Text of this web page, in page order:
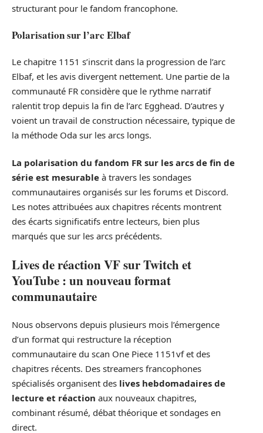
structurant pour le fandom francophone.
Polarisation sur l’arc Elbaf
Le chapitre 1151 s’inscrit dans la progression de l’arc
Elbaf, et les avis divergent nettement. Une partie de la
communauté FR considère que le rythme narratif
ralentit trop depuis la fin de l’arc Egghead. D’autres y
voient un travail de construction nécessaire, typique de
la méthode Oda sur les arcs longs.
La polarisation du fandom FR sur les arcs de fin de
série est mesurable à travers les sondages
communautaires organisés sur les forums et Discord.
Les notes attribuées aux chapitres récents montrent
des écarts significatifs entre lecteurs, bien plus
marqués que sur les arcs précédents.
Lives de réaction VF sur Twitch et
YouTube : un nouveau format
communautaire
Nous observons depuis plusieurs mois l’émergence
d’un format qui restructure la réception
communautaire du scan One Piece 1151vf et des
chapitres récents. Des streamers francophones
spécialisés organisent des lives hebdomadaires de
lecture et réaction aux nouveaux chapitres,
combinant résumé, débat théorique et sondages en
direct.